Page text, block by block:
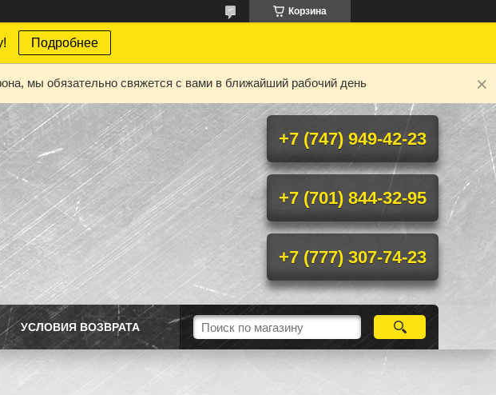
Корзина
Подробнее
мы обязательно свяжется с вами в ближайший рабочий день
+7 (747) 949-42-23
+7 (701) 844-32-95
+7 (777) 307-74-23
УСЛОВИЯ ВОЗВРАТА